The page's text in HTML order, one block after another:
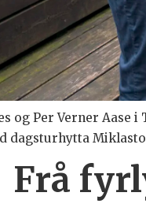
og Per Verner
dagsturhytta
Frå